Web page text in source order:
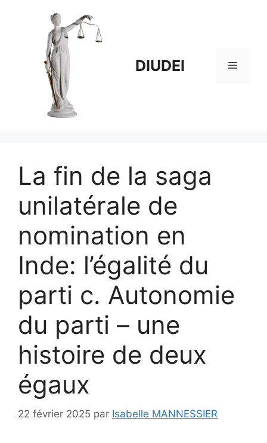
DIUDEI Menu
La fin de la saga
unilatérale de
nomination en
Inde: l’égalité du
parti c. Autonomie
du parti – une
histoire de deux
égaux
22 février 2025 par Isabelle MANNESSIER